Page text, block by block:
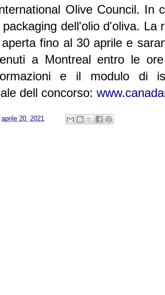
Olive Council. In
dell'olio d'oliva. La
fino al 30 aprile e
a Montreal entro le
e il modulo di
dell concorso:
aprile 20, 2021